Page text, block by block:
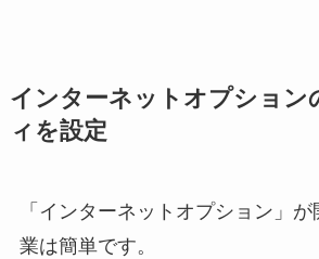
インターネットオプション
ィを設定
「インターネットオプション」
業は簡単です。